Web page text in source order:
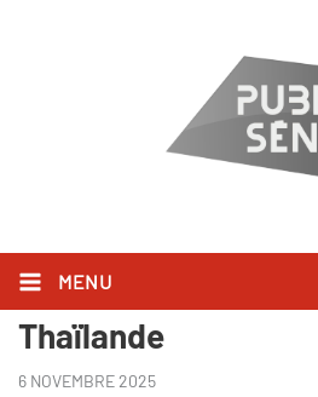
MENU
Rama X, le
Thaïlande
6 NOVEMBRE 2025